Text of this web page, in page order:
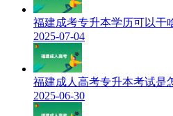
福建成考专升本学历可以干
2025-07-04
福建成人高考专升本考试是
2025-06-30